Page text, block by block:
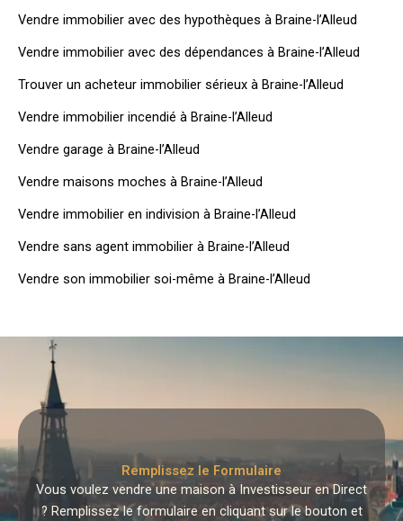
Vendre immobilier avec des hypothèques à Braine-l’Alleud
Vendre immobilier avec des dépendances à Braine-l’Alleud
Trouver un acheteur immobilier sérieux à Braine-l’Alleud
Vendre immobilier incendié à Braine-l’Alleud
Vendre garage à Braine-l’Alleud
Vendre maisons moches à Braine-l’Alleud
Vendre immobilier en indivision à Braine-l’Alleud
Vendre sans agent immobilier à Braine-l’Alleud
Vendre son immobilier soi-même à Braine-l’Alleud
Remplissez le Formulaire
Vous voulez vendre une maison à Investisseur en Direct
? Remplissez le formulaire en cliquant sur le bouton et